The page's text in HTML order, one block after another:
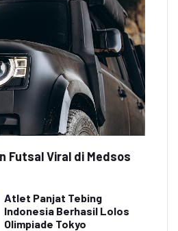
Futsal Viral di Medsos
Atlet Panjat Tebing
Indonesia Berhasil Lolos
Olimpiade Tokyo